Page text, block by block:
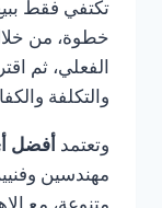
تكتفي فقط
خطوة، من
الفعلي، ثم
والتكلفة
وتعتمد أفضل
مهندسين